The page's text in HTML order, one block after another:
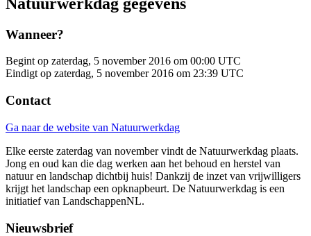
Wanneer?
Begint op zaterdag, 5 november 2016 om 00:00 UTC
Eindigt op zaterdag, 5 november 2016 om 23:39 UTC
Contact
Ga naar de website van Natuurwerkdag
Elke eerste zaterdag van november vindt de Natuurwerkdag plaats.
Jong en oud kan die dag werken aan het behoud en herstel van
natuur en landschap dichtbij huis! Dankzij de inzet van vrijwilligers
krijgt het landschap een opknapbeurt. De Natuurwerkdag is een
initiatief van LandschappenNL.
Nieuwsbrief